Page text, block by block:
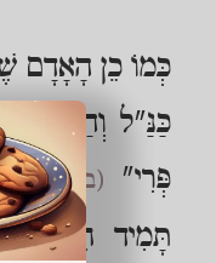
כְּמוֹ כֵן הָאָדָם
כַּנַּ"ל וְהַתּוֹרָה
פְּרִי" (בראשית
תָּמִיד חִדּוּשִׁין